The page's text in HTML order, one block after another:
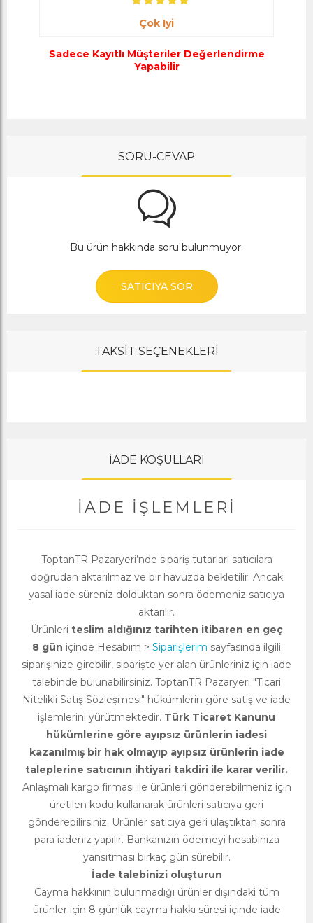
Çok Iyi
Sadece Kayıtlı Müşteriler Değerlendirme
Yapabilir
SORU-CEVAP
Bu ürün hakkında soru bulunmuyor.
SATICIYA SOR
TAKSİT SEÇENEKLERİ
İADE KOŞULLARI
İADE İŞLEMLERI
ToptanTR Pazaryeri’nde sipariş tutarları satıcılara
doğrudan aktarılmaz ve bir havuzda bekletilir. Ancak
yasal iade süreniz dolduktan sonra ödemeniz satıcıya
aktarılır.
Ürünleri teslim aldığınız tarihten itibaren en geç
8 gün içinde Hesabım > Siparişlerim sayfasında ilgili
siparişinize girebilir, siparişte yer alan ürünleriniz için iade
talebinde bulunabilirsiniz. ToptanTR Pazaryeri "Ticari
Nitelikli Satış Sözleşmesi" hükümlerin göre satış ve iade
işlemlerini yürütmektedir. Türk Ticaret Kanunu
hükümlerine göre ayıpsız ürünlerin iadesi
kazanılmış bir hak olmayıp ayıpsız ürünlerin iade
taleplerine satıcının ihtiyari takdiri ile karar verilir.
Anlaşmalı kargo firması ile ürünleri gönderebilmeniz için
üretilen kodu kullanarak ürünleri satıcıya geri
gönderebilirsiniz. Ürünler satıcıya geri ulaştıktan sonra
para iadeniz yapılır. Bankanızın ödemeyi hesabınıza
yansıtması birkaç gün sürebilir.
İade talebinizi oluşturun
Cayma hakkının bulunmadığı ürünler dışındaki tüm
ürünler için 8 günlük cayma hakkı süresi içinde iade